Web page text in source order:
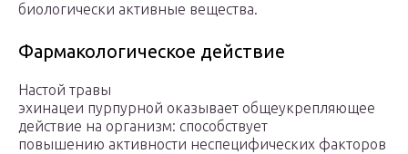
биологически активные вещества.
Фармакологическое действие
Настой травы
эхинацеи пурпурной оказывает общеукрепляющее
действие на организм: способствует
повышению активности неспецифических факторов